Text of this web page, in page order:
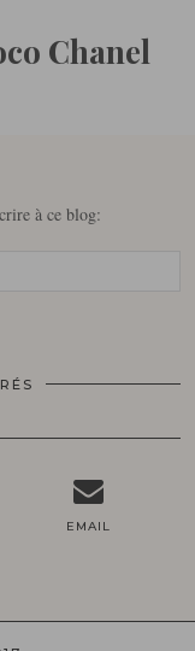
Chanel
à ce blog:
EMAIL